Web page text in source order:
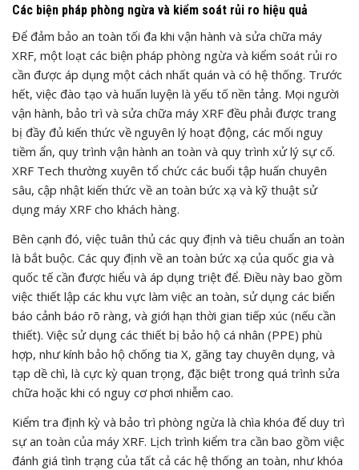
Các biện pháp phòng ngừa và kiểm soát rủi ro hiệu quả
Để đảm bảo an toàn tối đa khi vận hành và sửa chữa máy
XRF, một loạt các biện pháp phòng ngừa và kiểm soát rủi ro
cần được áp dụng một cách nhất quán và có hệ thống. Trước
hết, việc đào tạo và huấn luyện là yếu tố nền tảng. Mọi người
vận hành, bảo trì và sửa chữa máy XRF đều phải được trang
bị đầy đủ kiến thức về nguyên lý hoạt động, các mối nguy
tiềm ẩn, quy trình vận hành an toàn và quy trình xử lý sự cố.
XRF Tech thường xuyên tổ chức các buổi tập huấn chuyên
sâu, cập nhật kiến thức về an toàn bức xạ và kỹ thuật sử
dụng máy XRF cho khách hàng.
Bên cạnh đó, việc tuân thủ các quy định và tiêu chuẩn an toàn
là bắt buộc. Các quy định về an toàn bức xạ của quốc gia và
quốc tế cần được hiểu và áp dụng triệt để. Điều này bao gồm
việc thiết lập các khu vực làm việc an toàn, sử dụng các biển
báo cảnh báo rõ ràng, và giới hạn thời gian tiếp xúc (nếu cần
thiết). Việc sử dụng các thiết bị bảo hộ cá nhân (PPE) phù
hợp, như kính bảo hộ chống tia X, găng tay chuyên dụng, và
tạp dề chì, là cực kỳ quan trọng, đặc biệt trong quá trình sửa
chữa hoặc khi có nguy cơ phơi nhiễm cao.
Kiểm tra định kỳ và bảo trì phòng ngừa là chìa khóa để duy trì
sự an toàn của máy XRF. Lịch trình kiểm tra cần bao gồm việc
đánh giá tình trạng của tất cả các hệ thống an toàn, như khóa